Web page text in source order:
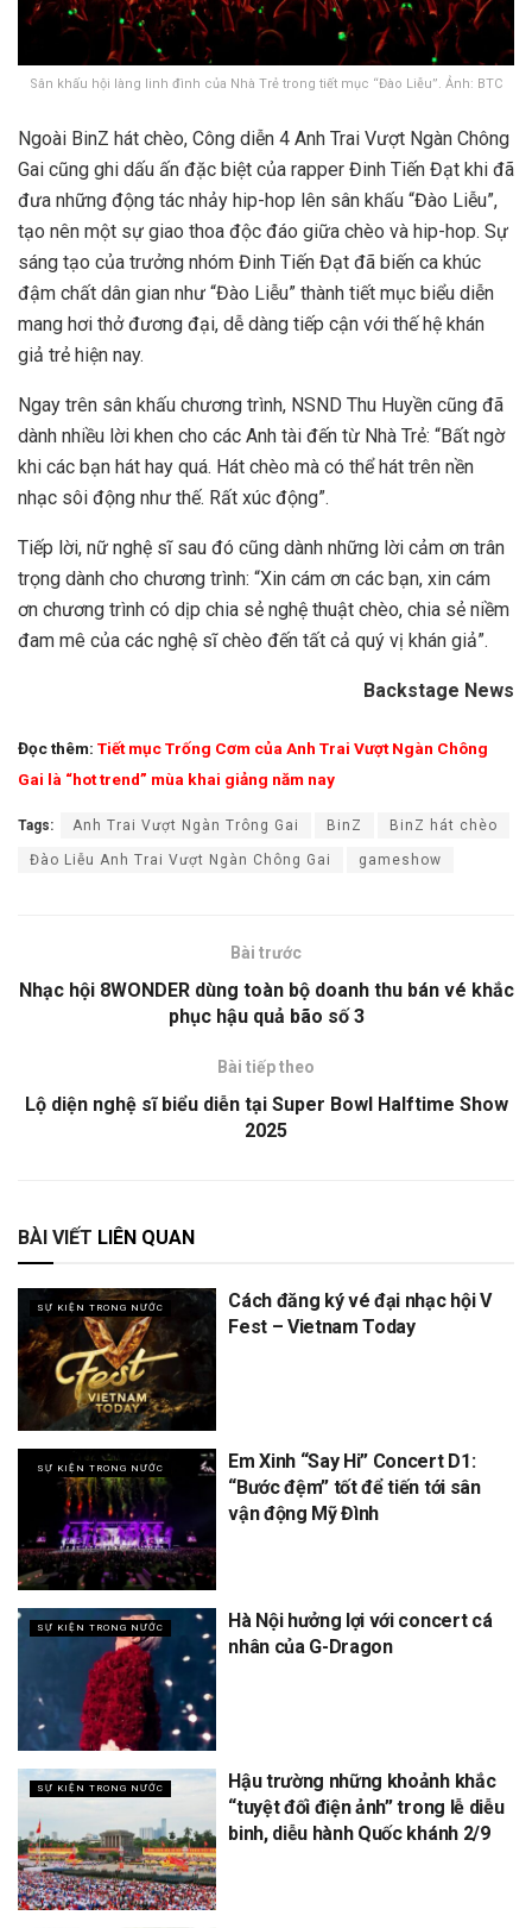
Sân khấu hội làng linh đình của Nhà Trẻ trong tiết mục “Đào Liễu”. Ảnh: BTC
Ngoài BinZ hát chèo, Công diễn 4 Anh Trai Vượt Ngàn Chông
Gai cũng ghi dấu ấn đặc biệt của rapper Đinh Tiến Đạt khi đã
đưa những động tác nhảy hip-hop lên sân khấu “Đào Liễu”,
tạo nên một sự giao thoa độc đáo giữa chèo và hip-hop. Sự
sáng tạo của trưởng nhóm Đinh Tiến Đạt đã biến ca khúc
đậm chất dân gian như “Đào Liễu” thành tiết mục biểu diễn
mang hơi thở đương đại, dễ dàng tiếp cận với thế hệ khán
giả trẻ hiện nay.
Ngay trên sân khấu chương trình, NSND Thu Huyền cũng đã
dành nhiều lời khen cho các Anh tài đến từ Nhà Trẻ: “Bất ngờ
khi các bạn hát hay quá. Hát chèo mà có thể hát trên nền
nhạc sôi động như thế. Rất xúc động”.
Tiếp lời, nữ nghệ sĩ sau đó cũng dành những lời cảm ơn trân
trọng dành cho chương trình: “Xin cám ơn các bạn, xin cám
ơn chương trình có dịp chia sẻ nghệ thuật chèo, chia sẻ niềm
đam mê của các nghệ sĩ chèo đến tất cả quý vị khán giả”.
Backstage News
Đọc thêm: Tiết mục Trống Cơm của Anh Trai Vượt Ngàn Chông
Gai là “hot trend” mùa khai giảng năm nay
Tags: Anh Trai Vượt Ngàn Trông Gai BinZ BinZ hát chèo
Đào Liễu Anh Trai Vượt Ngàn Chông Gai gameshow
Bài trước
Nhạc hội 8WONDER dùng toàn bộ doanh thu bán vé khắc
phục hậu quả bão số 3
Bài tiếp theo
Lộ diện nghệ sĩ biểu diễn tại Super Bowl Halftime Show
2025
BÀI VIẾT LIÊN QUAN
SỰ KIỆN TRONG NƯỚC
Cách đăng ký vé đại nhạc hội V
Fest – Vietnam Today
SỰ KIỆN TRONG NƯỚC
Em Xinh “Say Hi” Concert D1:
“Bước đệm” tốt để tiến tới sân
vận động Mỹ Đình
SỰ KIỆN TRONG NƯỚC
Hà Nội hưởng lợi với concert cá
nhân của G-Dragon
SỰ KIỆN TRONG NƯỚC
Hậu trường những khoảnh khắc
“tuyệt đối điện ảnh” trong lễ diễu
binh, diễu hành Quốc khánh 2/9